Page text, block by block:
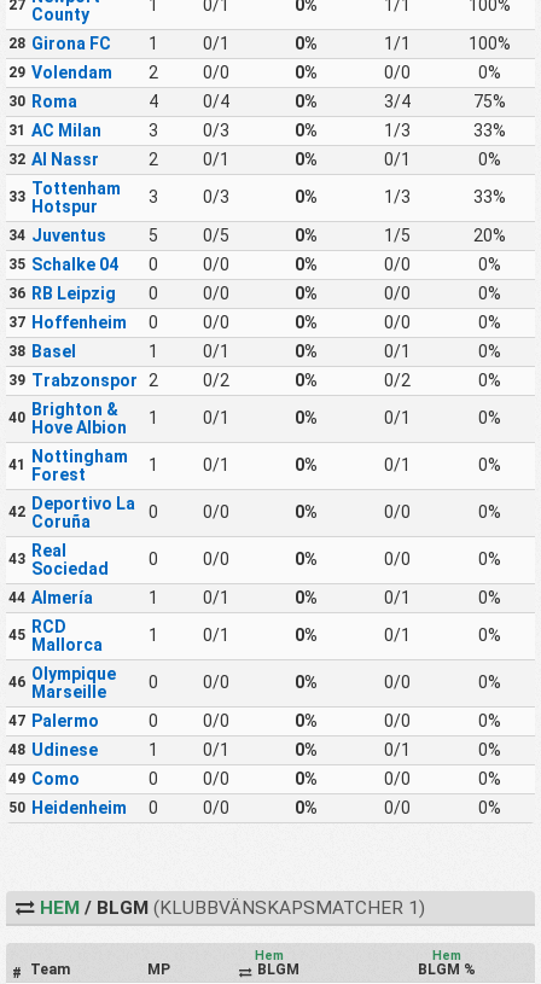
27 County
1 0/1 0% 1/1 100%
28 Girona FC 1 0/1 0% 1/1 100%
29 Volendam 2 0/0 0% 0/0 0%
30 Roma 4 0/4 0% 3/4 75%
31 AC Milan 3 0/3 0% 1/3 33%
32 Al Nassr 2 0/1 0% 0/1 0%
33 Tottenham
Hotspur
3 0/3 0% 1/3 33%
34 Juventus 5 0/5 0% 1/5 20%
35 Schalke 04 0 0/0 0% 0/0 0%
36 RB Leipzig 0 0/0 0% 0/0 0%
37 Hoffenheim 0 0/0 0% 0/0 0%
38 Basel 1 0/1 0% 0/1 0%
39 Trabzonspor 2 0/2 0% 0/2 0%
40 Brighton &
Hove Albion
1 0/1 0% 0/1 0%
41
Nottingham
Forest
1 0/1 0% 0/1 0%
42 Deportivo La
Coruña
0 0/0 0% 0/0 0%
43 Real
Sociedad
0 0/0 0% 0/0 0%
44 Almería 1 0/1 0% 0/1 0%
45 RCD
Mallorca
1 0/1 0% 0/1 0%
46 Olympique
Marseille
0 0/0 0% 0/0 0%
47 Palermo 0 0/0 0% 0/0 0%
48 Udinese 1 0/1 0% 0/1 0%
49 Como 0 0/0 0% 0/0 0%
50 Heidenheim 0 0/0 0% 0/0 0%
HEM / BLGM (KLUBBVÄNSKAPSMATCHER 1)
# Team MP
Hem
BLGM
Hem
BLGM %